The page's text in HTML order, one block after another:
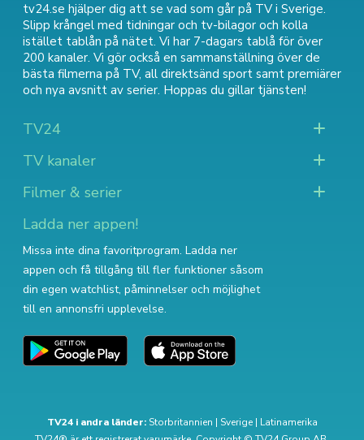
tv24.se hjälper dig att se vad som går på TV i Sverige.
Slipp krångel med tidningar och tv-bilagor och kolla
istället tablån på nätet. Vi har 7-dagars tablå för över
200 kanaler. Vi gör också en sammanställning över de
bästa filmerna på TV, all direktsänd sport samt premiärer
och nya avsnitt av serier. Hoppas du gillar tjänsten!
TV24
TV kanaler
Filmer & serier
Ladda ner appen!
Missa inte dina favoritprogram. Ladda ner
appen och få tillgång till fler funktioner såsom
din egen watchlist, påminnelser och möjlighet
till en annonsfri upplevelse.
TV24 i andra länder: Storbritannien | Sverige| Latinamerika